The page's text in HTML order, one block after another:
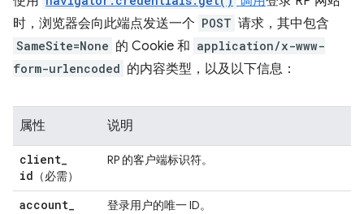
时，浏览器会向此端点发送一个 POST 请求，其中包含
SameSite=None 的 Cookie 和 application/x-www-
form-urlencoded 的内容类型，以及以下信息：
属性 说明
client_
id （必需）
RP 的客户端标识符。
account_
登录用户的唯一 ID。